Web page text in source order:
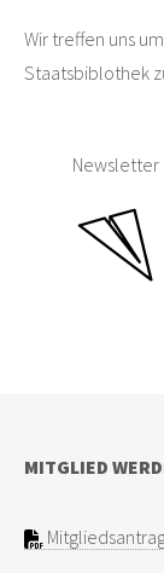
Wir treffen uns
Staatsbiblothek
Newsletter
MITGLIED